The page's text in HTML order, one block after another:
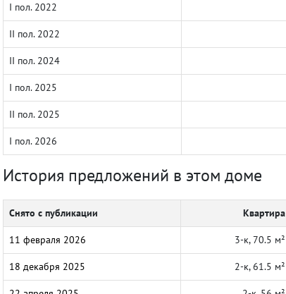
I пол. 2022
II пол. 2022
II пол. 2024
I пол. 2025
II пол. 2025
I пол. 2026
История предложений в этом доме
Снято с публикации Квартира
11 февраля 2026 3-к, 70.5 м²
18 декабря 2025 2-к, 61.5 м²